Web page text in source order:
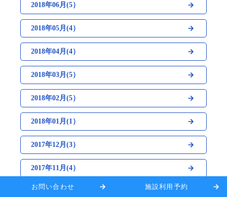
2018年06月(5）
2018年05月(4）
2018年04月(4）
2018年03月(5）
2018年02月(5）
2018年01月(1）
2017年12月(3）
2017年11月(4）
2017年10月(4）
お問い合わせ 施設利用予約